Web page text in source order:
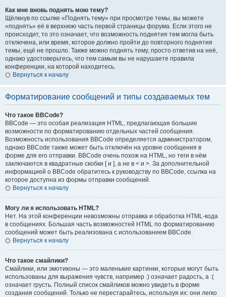
Как мне вновь поднять мою тему?
Щёлкнув по ссылке «Поднять тему» при просмотре темы, вы можете
«поднять» её в верхнюю часть первой страницы форума. Если этого не
происходит, то это означает, что возможность поднятия тем могла быть
отключена, или время, которое должно пройти до повторного поднятия
темы, ещё не прошло. Также можно поднять тему, просто ответив на неё,
однако удостоверьтесь, что тем самым вы не нарушаете правила
конференции, на которой находитесь.
Вернуться к началу
Форматирование сообщений и типы создаваемых тем
Что такое BBCode?
BBCode — это особая реализация HTML, предлагающая большие
возможности по форматированию отдельных частей сообщения.
Возможность использования BBCode определяется администратором,
однако BBCode также может быть отключён на уровне сообщения в
форме для его отправки. BBCode очень похож на HTML, но теги в нём
заключаются в квадратные скобки [ и ], а не в < и >. За дополнительной
информацией о BBCode обратитесь к руководству по BBCode, ссылка на
которое доступна из формы отправки сообщений.
Вернуться к началу
Могу ли я использовать HTML?
Нет. На этой конференции невозможны отправка и обработка HTML-кода
в сообщениях. Большая часть возможностей HTML по форматированию
сообщений может быть реализована с использованием BBCode.
Вернуться к началу
Что такое смайлики?
Смайлики, или эмотиконы — это маленькие картинки, которые могут быть
использованы для выражения чувств, например :) означает радость, а :(
означает грусть. Полный список смайликов можно увидеть в форме
создания сообщений. Только не перестарайтесь, используя их: они легко